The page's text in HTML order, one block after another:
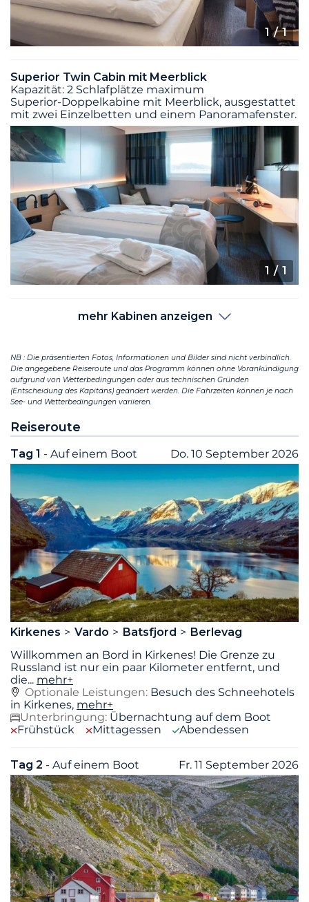
1/ 1
Superior Twin Cabin mit Meerblick
Kapazität: 2 Schlafplätze maximum
Superior-Doppelkabine mit Meerblick, ausgestattet
mit zwei Einzelbetten und einem Panoramafenster.
1 / 1
mehr Kabinen anzeigen
NB : Die präsentierten Fotos, Informationen und Bilder sind nicht verbindlich.
Die angegebene Reiseroute und das Programm können ohne Vorankündigung
aufgrund von Wetterbedingungen oder aus technischen Gründen
(Entscheidung des Kapitäns) geändert werden. Die Fahrzeiten können je nach
See- und Wetterbedingungen variieren.
Reiseroute
Tag 1 - Auf einem Boot Do. 10 September 2026
Kirkenes Vardo Batsfjord
Berlevag
Willkommen an Bord in Kirkenes! Die Grenze zu
Russland ist nur ein paar Kilometer entfernt, und
die... mehr+
Optionale Leistungen: Besuch des Schneehotels
in Kirkenes, mehr+
Unterbringung: Übernachtung auf dem Boot
Frühstück
Mittagessen Abendessen
Tag 2 - Auf einem Boot Fr. 11 September 2026